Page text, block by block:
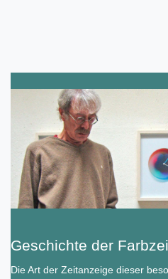
Geschichte der
Die Art der Zeitanzeige dieser